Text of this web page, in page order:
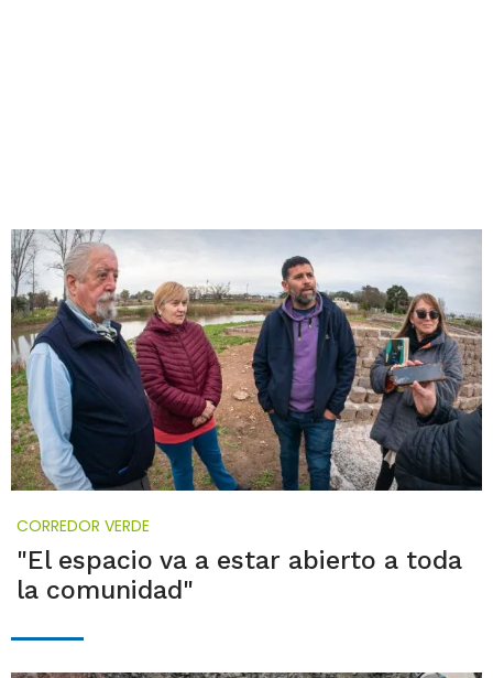
CORREDOR VERDE
"El espacio va a estar abierto a toda
la comunidad"